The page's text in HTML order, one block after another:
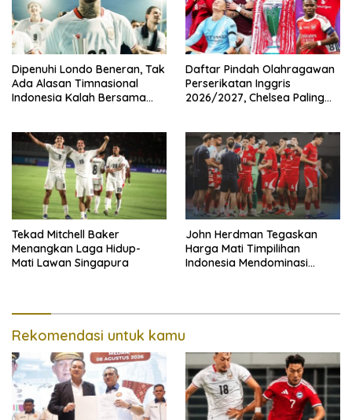
Dipenuhi Londo Beneran, Tak
Ada Alasan Timnasional
Indonesia Kalah Bersama
Daftar Pindah Olahragawan
Perserikatan Inggris
2026/2027, Chelsea Paling
Tekad Mitchell Baker
Menangkan Laga Hidup-
Mati Lawan Singapura
John Herdman Tegaskan
Harga Mati Timpilihan
Indonesia Mendominasi
Rekomendasi untuk kamu